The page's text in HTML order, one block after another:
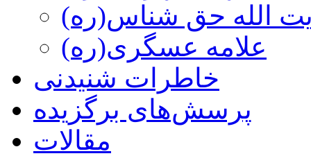
الله حق شناس(ره)
علامه عسگری(ره)
خاطرات شنیدنی
پرسش‌های برگزیده
مقالات